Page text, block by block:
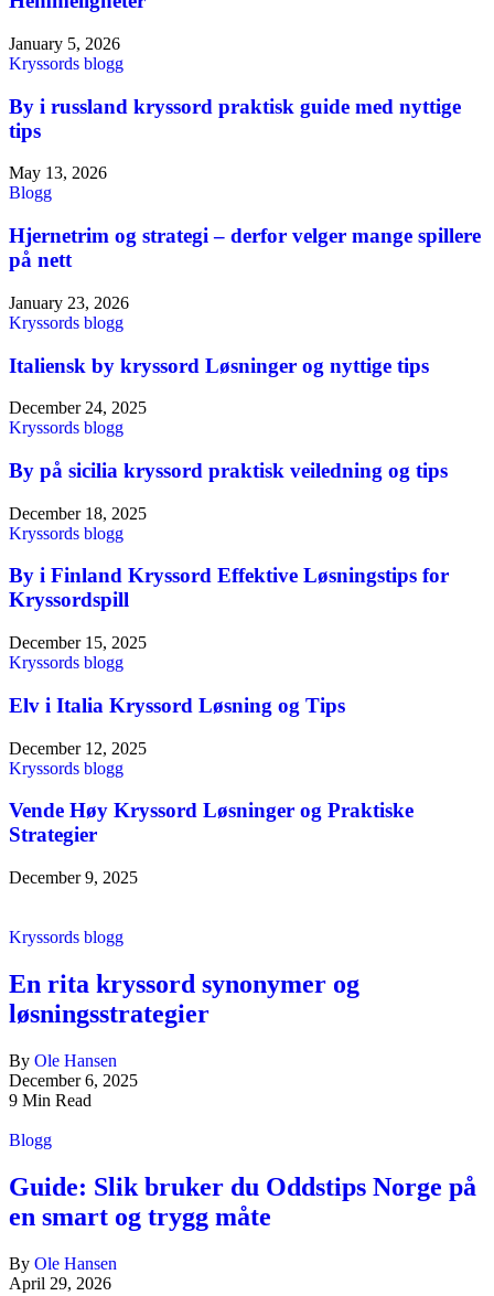
January 5, 2026
Kryssords blogg
By i russland kryssord praktisk guide med nyttige
tips
May 13, 2026
Blogg
Hjernetrim og strategi – derfor velger mange spillere
på nett
January 23, 2026
Kryssords blogg
Italiensk by kryssord Løsninger og nyttige tips
December 24, 2025
Kryssords blogg
By på sicilia kryssord praktisk veiledning og tips
December 18, 2025
Kryssords blogg
By i Finland Kryssord Effektive Løsningstips for
Kryssordspill
December 15, 2025
Kryssords blogg
Elv i Italia Kryssord Løsning og Tips
December 12, 2025
Kryssords blogg
Vende Høy Kryssord Løsninger og Praktiske
Strategier
December 9, 2025
Kryssords blogg
En rita kryssord synonymer og
løsningsstrategier
By Ole Hansen
December 6, 2025
9 Min Read
Blogg
Guide: Slik bruker du Oddstips Norge på
en smart og trygg måte
By Ole Hansen
April 29, 2026